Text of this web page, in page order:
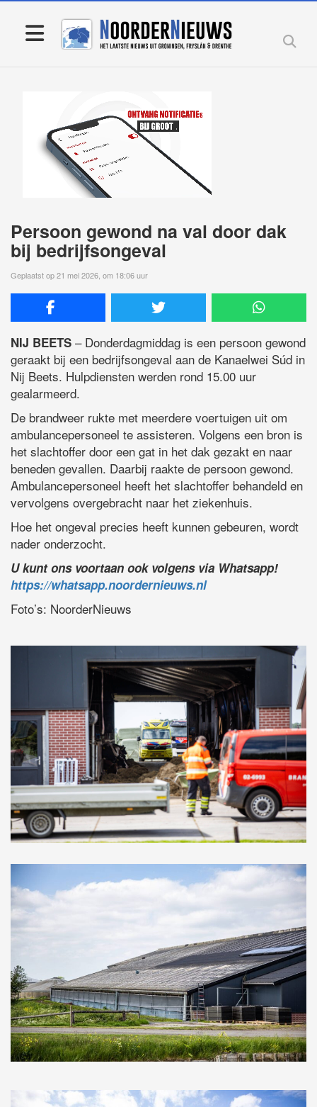
Persoon gewond na val door dak
bij bedrijfsongeval
Geplaatst op 21 mei 2026, om 18:06 uur
NIJ BEETS – Donderdagmiddag is een persoon gewond
geraakt bij een bedrijfsongeval aan de Kanaelwei Súd in
Nij Beets. Hulpdiensten werden rond 15.00 uur
gealarmeerd.
De brandweer rukte met meerdere voertuigen uit om
ambulancepersoneel te assisteren. Volgens een bron is
het slachtoffer door een gat in het dak gezakt en naar
beneden gevallen. Daarbij raakte de persoon gewond.
Ambulancepersoneel heeft het slachtoffer behandeld en
vervolgens overgebracht naar het ziekenhuis.
Hoe het ongeval precies heeft kunnen gebeuren, wordt
nader onderzocht.
U kunt ons voortaan ook volgens via Whatsapp!
https://whatsapp.noordernieuws.nl
Foto’s: NoorderNieuws